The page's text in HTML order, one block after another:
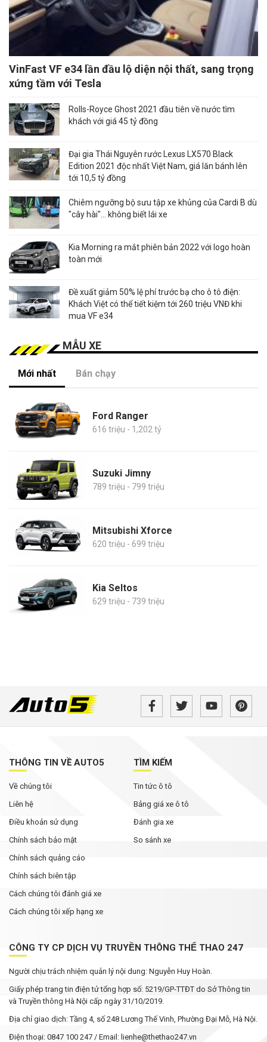
VinFast VF e34 lần đầu lộ diện nội thất, sang trọng
xứng tầm với Tesla
Rolls-Royce Ghost 2021 đầu tiên về nước tìm
khách với giá 45 tỷ đồng
Đại gia Thái Nguyên rước Lexus LX570 Black
Edition 2021 độc nhất Việt Nam, giá lăn bánh lên
tới 10,5 tỷ đồng
Chiêm ngưỡng bộ sưu tập xe khủng của Cardi B dù
"cây hài"... không biết lái xe
Kia Morning ra mắt phiên bản 2022 với logo hoàn
toàn mới
Đề xuất giảm 50% lệ phí trước bạ cho ô tô điện:
Khách Việt có thể tiết kiệm tới 260 triệu VNĐ khi
mua VF e34
MẪU XE
Mới nhất Bán chạy
Ford Ranger
616 triệu - 1,202 tỷ
Suzuki Jimny
789 triệu - 799 triệu
Mitsubishi Xforce
620 triệu - 699 triệu
Kia Seltos
629 triệu - 739 triệu
THÔNG TIN VỀ AUTO5
Về chúng tôi
Liên hệ
Điều khoản sử dụng
Chính sách bảo mật
Chính sách quảng cáo
Chính sách biên tập
Cách chúng tôi đánh giá xe
Cách chúng tôi xếp hạng xe
TÌM KIẾM
Tin tức ô tô
Bảng giá xe ô tô
Đánh gia xe
So sánh xe
CÔNG TY CP DỊCH VỤ TRUYỀN THÔNG THỂ THAO 247
Người chịu trách nhiệm quản lý nội dung: Nguyễn Huy Hoàn.
Giấy phép trang tin điện tử tổng hợp số: 5219/GP-TTĐT do Sở Thông tin
và Truyền thông Hà Nội cấp ngày 31/10/2019.
Địa chỉ giao dịch: Tầng 4, số 248 Lương Thế Vinh, Phường Đại Mỗ, Hà Nội.
Điện thoại: 0847 100 247 / Email: lienhe@thethao247.vn